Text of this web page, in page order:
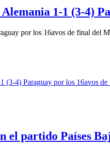
1-1 (3-4)
por los 16avos de final del
partido Países